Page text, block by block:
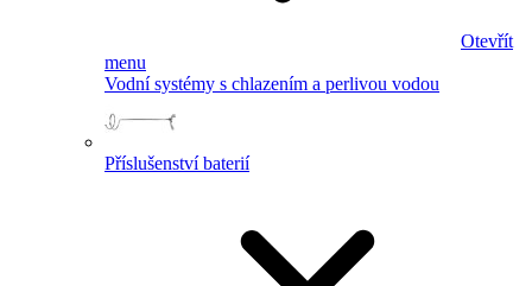
Otevřít
menu
Vodní systémy s chlazením a perlivou vodou
Příslušenství baterií